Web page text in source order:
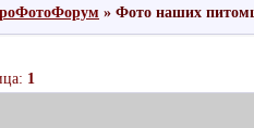
»Фото наших
1